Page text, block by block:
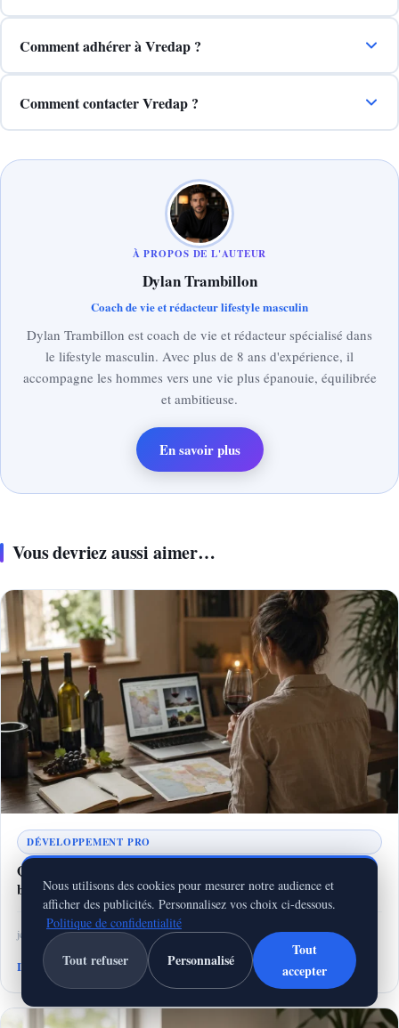
Comment adhérer à Vredap ?
Comment contacter Vredap ?
À PROPOS DE L'AUTEUR
Dylan Trambillon
Coach de vie et rédacteur lifestyle masculin
Dylan Trambillon est coach de vie et rédacteur spécialisé dans
le lifestyle masculin. Avec plus de 8 ans d'expérience, il
accompagne les hommes vers une vie plus épanouie, équilibrée
et ambitieuse.
En savoir plus
Vous devriez aussi aimer…
DÉVELOPPEMENT PRO
Quelle formation en œnologie à distance choisir selon vos
besoins
jeudi 30 juillet 2026 11 min de lecture
Lire la suite
Nous utilisons des cookies pour mesurer notre audience et
afficher des publicités. Personnalisez vos choix ci-dessous.
Politique de confidentialité
Tout refuser Personnalisé
Tout
accepter